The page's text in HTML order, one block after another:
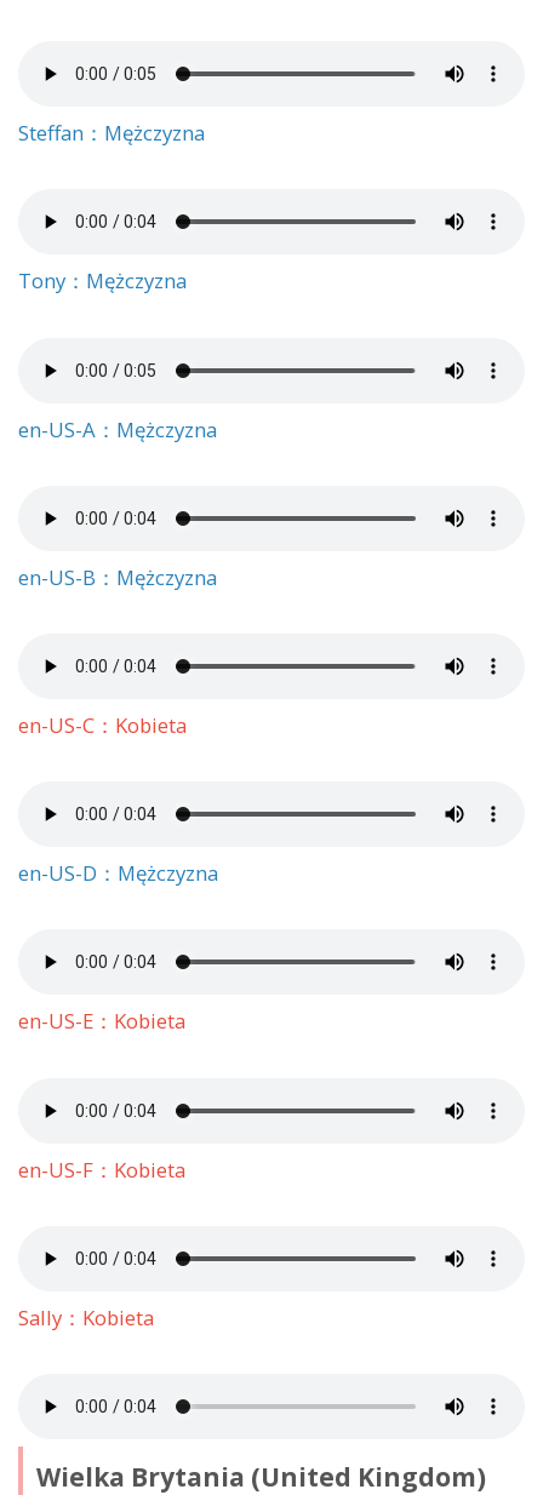
Steffan：Mężczyzna
Tony：Mężczyzna
en-US-A：Mężczyzna
en-US-B：Mężczyzna
en-US-C：Kobieta
en-US-D：Mężczyzna
en-US-E：Kobieta
en-US-F：Kobieta
Sally：Kobieta
Wielka Brytania (United Kingdom)